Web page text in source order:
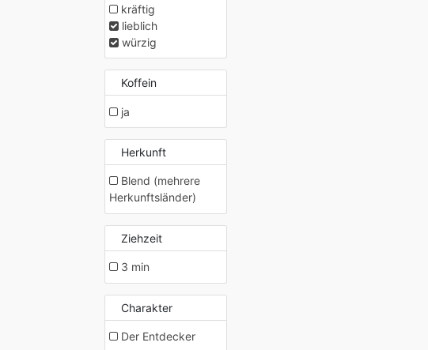
kräftig
lieblich
würzig
Koffein
ja
Herkunft
Blend (mehrere
Herkunftsländer)
Ziehzeit
3 min
Charakter
Der Entdecker